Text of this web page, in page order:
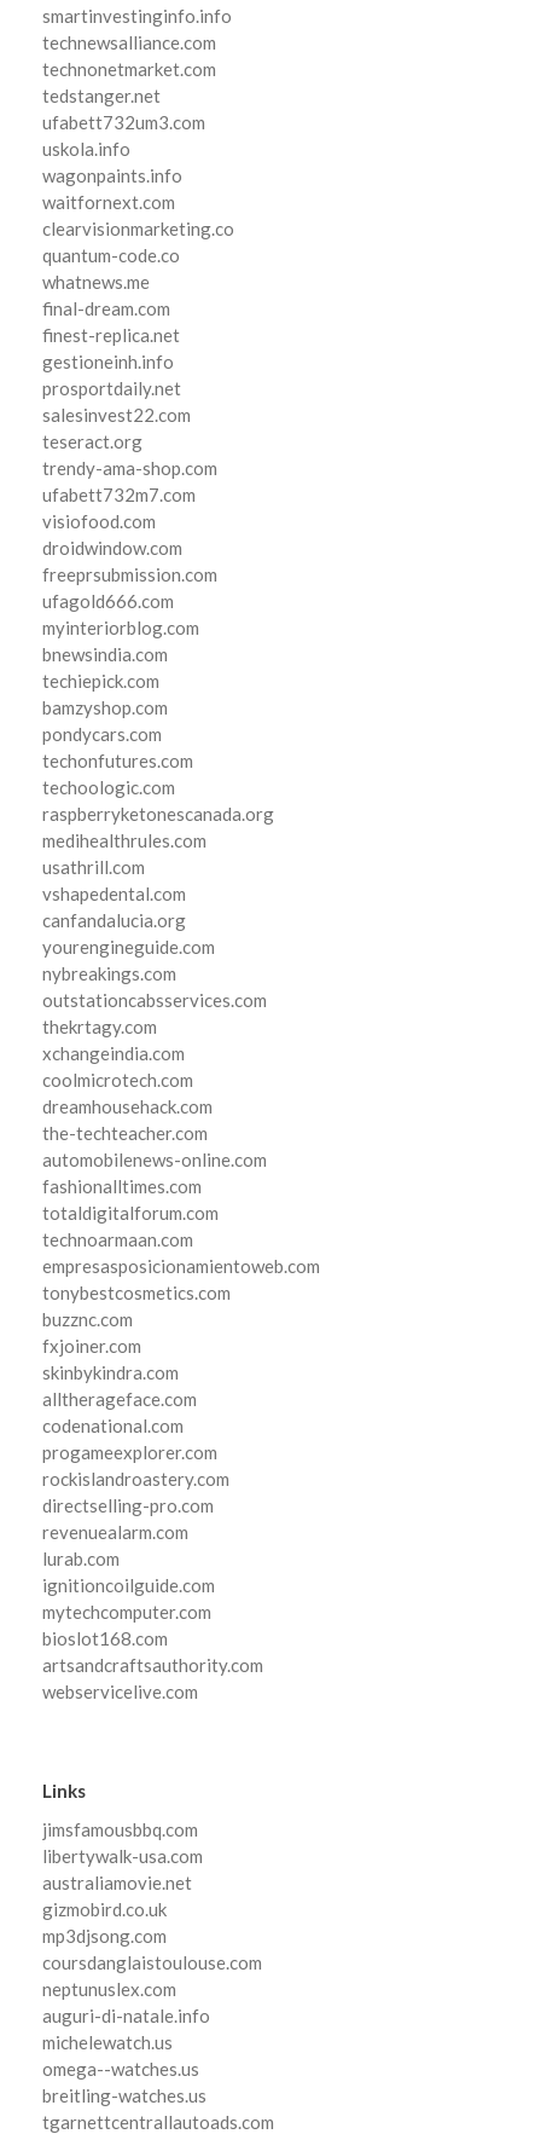
smartinvestinginfo.info
technewsalliance.com
technonetmarket.com
tedstanger.net
ufabett732um3.com
uskola.info
wagonpaints.info
waitfornext.com
clearvisionmarketing.co
quantum-code.co
whatnews.me
final-dream.com
finest-replica.net
gestioneinh.info
prosportdaily.net
salesinvest22.com
teseract.org
trendy-ama-shop.com
ufabett732m7.com
visiofood.com
droidwindow.com
freeprsubmission.com
ufagold666.com
myinteriorblog.com
bnewsindia.com
techiepick.com
bamzyshop.com
pondycars.com
techonfutures.com
techoologic.com
raspberryketonescanada.org
medihealthrules.com
usathrill.com
vshapedental.com
canfandalucia.org
yourengineguide.com
nybreakings.com
outstationcabsservices.com
thekrtagy.com
xchangeindia.com
coolmicrotech.com
dreamhousehack.com
the-techteacher.com
automobilenews-online.com
fashionalltimes.com
totaldigitalforum.com
technoarmaan.com
empresasposicionamientoweb.com
tonybestcosmetics.com
buzznc.com
fxjoiner.com
skinbykindra.com
alltherageface.com
codenational.com
progameexplorer.com
rockislandroastery.com
directselling-pro.com
revenuealarm.com
lurab.com
ignitioncoilguide.com
mytechcomputer.com
bioslot168.com
artsandcraftsauthority.com
webservicelive.com
Links
jimsfamousbbq.com
libertywalk-usa.com
australiamovie.net
gizmobird.co.uk
mp3djsong.com
coursdanglaistoulouse.com
neptunuslex.com
auguri-di-natale.info
michelewatch.us
omega--watches.us
breitling-watches.us
tgarnettcentrallautoads.com